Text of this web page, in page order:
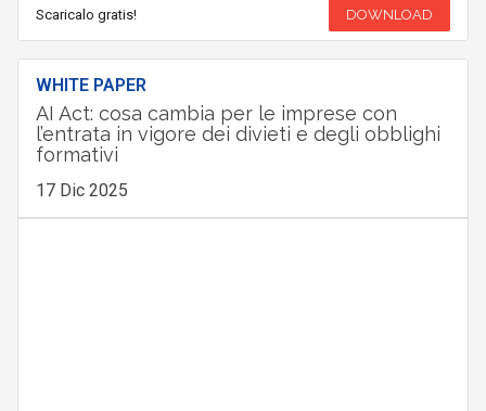
Scaricalo gratis! DOWNLOAD
WHITE PAPER
AI Act: cosa cambia per le imprese con
l’entrata in vigore dei divieti e degli obblighi
formativi
17 Dic 2025